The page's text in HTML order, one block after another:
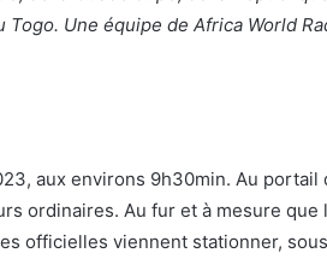
Togo. Une équipe de Africa World
aux environs 9h30min. Au
ordinaires. Au fur et à mesure
officielles viennent stationner,